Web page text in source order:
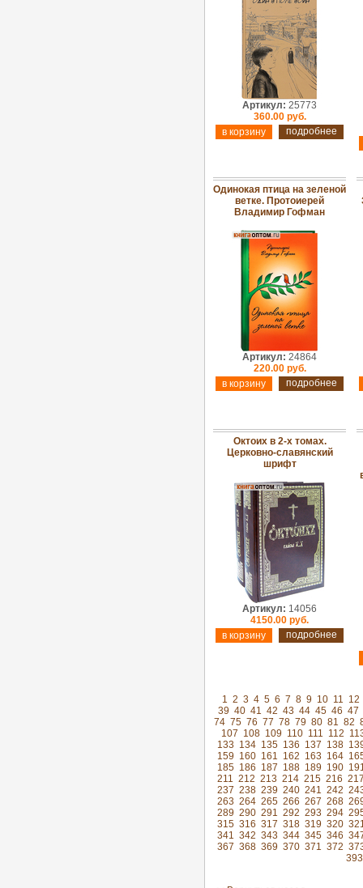
Артикул: 25773
360.00 руб.
подробнее
Одинокая птица на зеленой
ветке. Протоиерей
Владимир Гофман
Артикул: 24864
220.00 руб.
подробнее
Октоих в 2-х томах.
Церковно-славянский
шрифт
Артикул: 14056
4150.00 руб.
подробнее
1 2 3 4 5 6 7 8 9 10 11 12
39 40 41 42 43 44 45 46 47
74 75 76 77 78 79 80 81 82
107 108 109 110 111 112
133 134 135 136 137 138
159 160 161 162 163 164
185 186 187 188 189 190
211 212 213 214 215 216
237 238 239 240 241 242
263 264 265 266 267 268
289 290 291 292 293 294
315 316 317 318 319 320
341 342 343 344 345 346
367 368 369 370 371 372
393